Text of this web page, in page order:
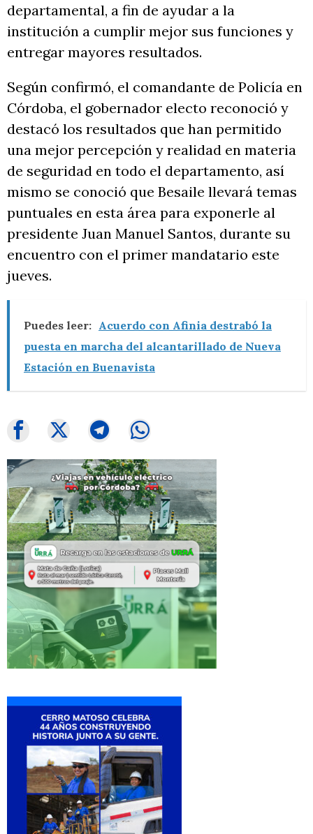
departamental, a fin de ayudar a la
institución a cumplir mejor sus funciones y
entregar mayores resultados.
Según confirmó, el comandante de Policía en
Córdoba, el gobernador electo reconoció y
destacó los resultados que han permitido
una mejor percepción y realidad en materia
de seguridad en todo el departamento, así
mismo se conoció que Besaile llevará temas
puntuales en esta área para exponerle al
presidente Juan Manuel Santos, durante su
encuentro con el primer mandatario este
jueves.
Puedes leer: Acuerdo con Afinia destrabó la
puesta en marcha del alcantarillado de Nueva
Estación en Buenavista